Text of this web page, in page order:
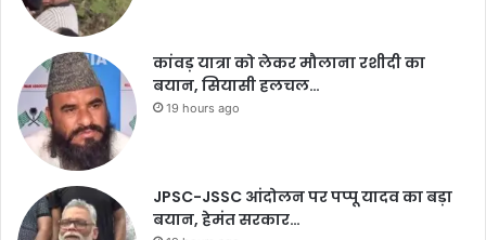
कांवड़ यात्रा को लेकर मौलाना रशीदी का
बयान, सियासी हलचल…
19 hours ago
JPSC-JSSC आंदोलन पर पप्पू यादव का बड़ा
बयान, हेमंत सरकार…